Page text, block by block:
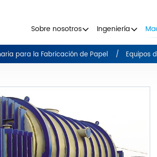
Sobre nosotros Ingeniería
para la Fabricación de Papel Equipos